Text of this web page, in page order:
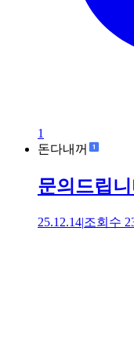
1
돈다내꺼
문의드립
25.12.14|조회수